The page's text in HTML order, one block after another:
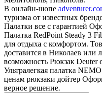
В онлайн-шопе
туризма от известных
Палатки все с гарантией
Палатка RedPoint Steady 3
для отдыха с комфортом.
доставится в Николаев или
возможность Рюкзак Deuter
Ультралегкая палатка
ценам рюкзаки дойтер
верное решение.